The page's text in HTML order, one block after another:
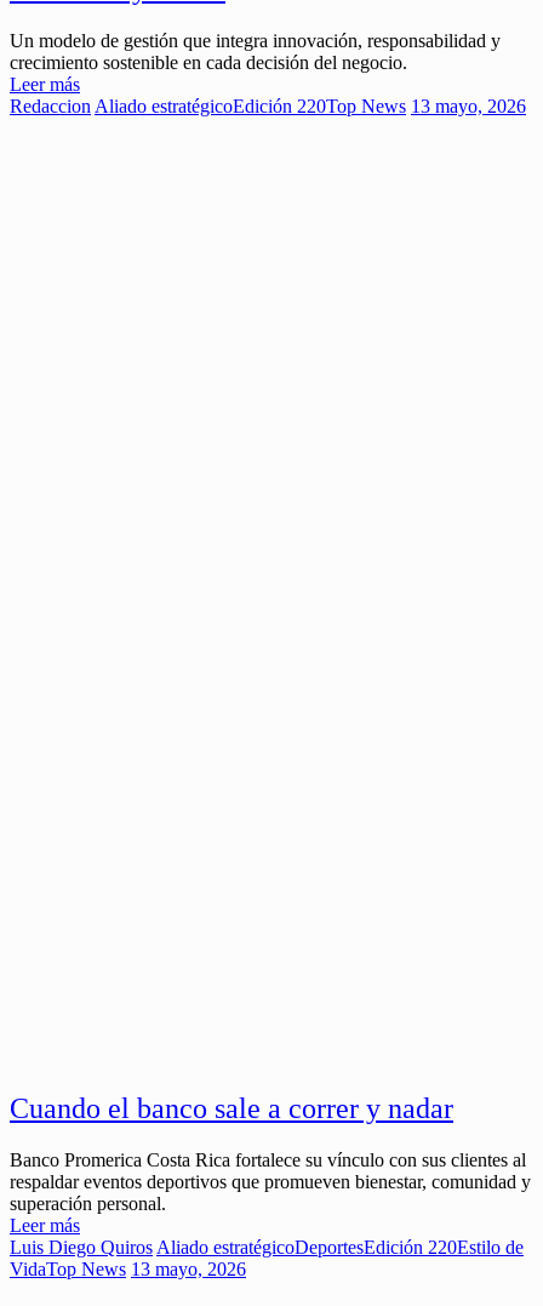
Un modelo de gestión que integra innovación, responsabilidad y
crecimiento sostenible en cada decisión del negocio.
Leer más
Redaccion Aliado estratégicoEdición 220Top News 13 mayo, 2026
Cuando el banco sale a correr y nadar
Banco Promerica Costa Rica fortalece su vínculo con sus clientes al
respaldar eventos deportivos que promueven bienestar, comunidad y
superación personal.
Leer más
Luis Diego Quiros Aliado estratégicoDeportesEdición 220Estilo de
VidaTop News 13 mayo, 2026